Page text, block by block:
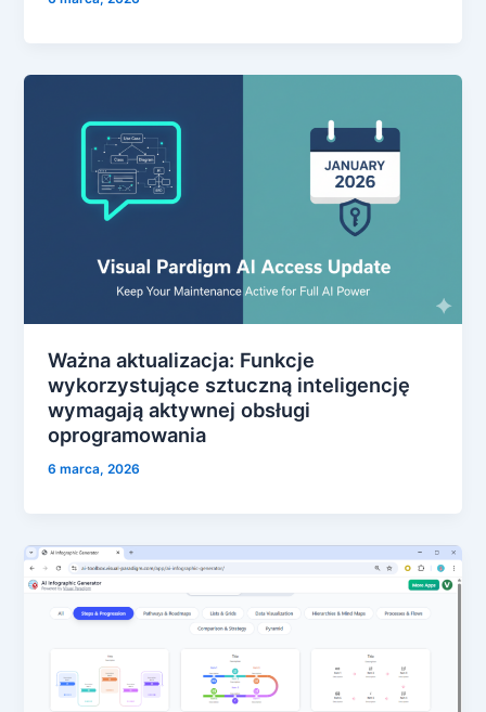
Ważna aktualizacja: Funkcje
wykorzystujące sztuczną inteligencję
wymagają aktywnej obsługi
oprogramowania
6 marca, 2026